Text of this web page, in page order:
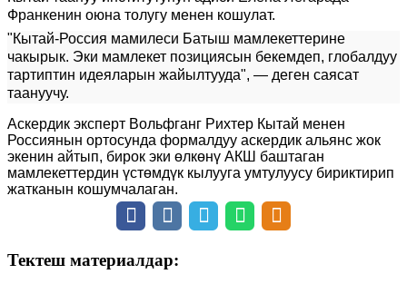
Франкенин оюна толугу менен кошулат.
"Кытай-Россия мамилеси Батыш мамлекеттерине
чакырык. Эки мамлекет позициясын бекемдеп, глобалдуу
тартиптин идеяларын жайылтууда", — деген саясат
таануучу.
Аскердик эксперт Вольфганг Рихтер Кытай менен
Россиянын ортосунда формалдуу аскердик альянс жок
экенин айтып, бирок эки өлкөнү АКШ баштаган
мамлекеттердин үстөмдүк кылууга умтулуусу бириктирип
жатканын кошумчалаган.
Тектеш материалдар: